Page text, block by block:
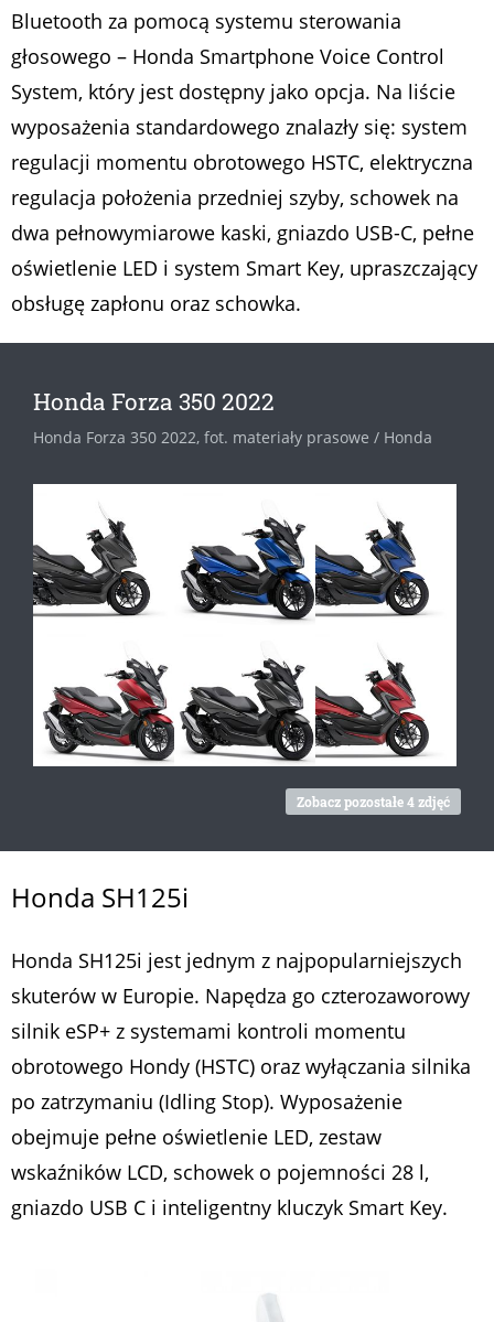
Bluetooth za pomocą systemu sterowania
głosowego – Honda Smartphone Voice Control
System, który jest dostępny jako opcja. Na liście
wyposażenia standardowego znalazły się: system
regulacji momentu obrotowego HSTC, elektryczna
regulacja położenia przedniej szyby, schowek na
dwa pełnowymiarowe kaski, gniazdo USB-C, pełne
oświetlenie LED i system Smart Key, upraszczający
obsługę zapłonu oraz schowka.
Honda Forza 350 2022
Honda Forza 350 2022, fot. materiały prasowe / Honda
Zobacz pozostałe 4 zdjęć
Honda SH125i
Honda SH125i jest jednym z najpopularniejszych
skuterów w Europie. Napędza go czterozaworowy
silnik eSP+ z systemami kontroli momentu
obrotowego Hondy (HSTC) oraz wyłączania silnika
po zatrzymaniu (Idling Stop). Wyposażenie
obejmuje pełne oświetlenie LED, zestaw
wskaźników LCD, schowek o pojemności 28 l,
gniazdo USB C i inteligentny kluczyk Smart Key.